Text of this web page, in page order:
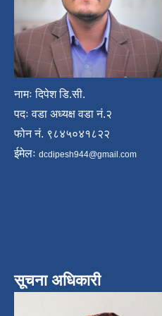
नामः दिपेश डि.सी.
पदः वडा अध्यक्ष वडा नं.२
फोन नं. ९८४५०४१८२२
ईमेलः dcdipesh944@gmail.com
सूचना अधिकारी